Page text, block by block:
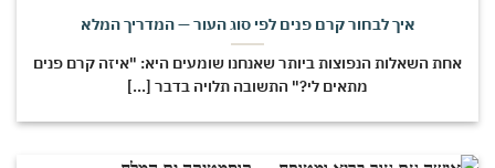
איך לבחור קרם פנים לפי סוג העור — המדריך המלא
אחת השאלות הנפוצות ביותר שאנחנו שומעים היא: "איזה קרם פנים
מתאים לי?" התשובה תלויה בדבר [...]